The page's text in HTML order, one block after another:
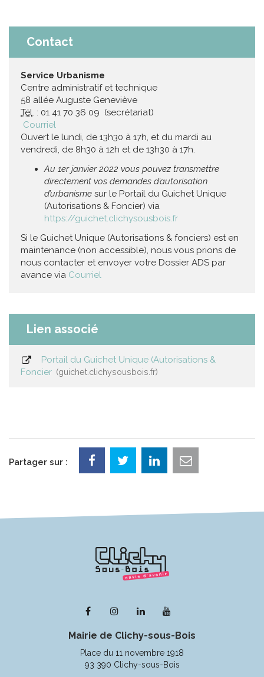
Contact
Service Urbanisme
Centre administratif et technique
58 allée Auguste Geneviève
Tél. : 01 41 70 36 09 (secrétariat)
Courriel
Ouvert le lundi, de 13h30 à 17h, et du mardi au
vendredi, de 8h30 à 12h et de 13h30 à 17h.
Au 1er janvier 2022 vous pouvez transmettre
directement vos demandes d’autorisation
d’urbanisme sur le Portail du Guichet Unique
(Autorisations & Foncier) via
https://guichet.clichysousbois.fr
Si le Guichet Unique (Autorisations & fonciers) est en
maintenance (non accessible), nous vous prions de
nous contacter et envoyer votre Dossier ADS par
avance via Courriel
Lien associé
Portail du Guichet Unique (Autorisations &
Foncier
guichet.clichysousbois.fr
Partager sur :
Lien
le
compte
Facebook
Lien
le
compte
Instagram
Lien
le
compte
Linkedin
la
chaîne
Youtube
Mairie de Clichy-sous-Bois
Place du 11 novembre 1918
93 390 Clichy-sous-Bois